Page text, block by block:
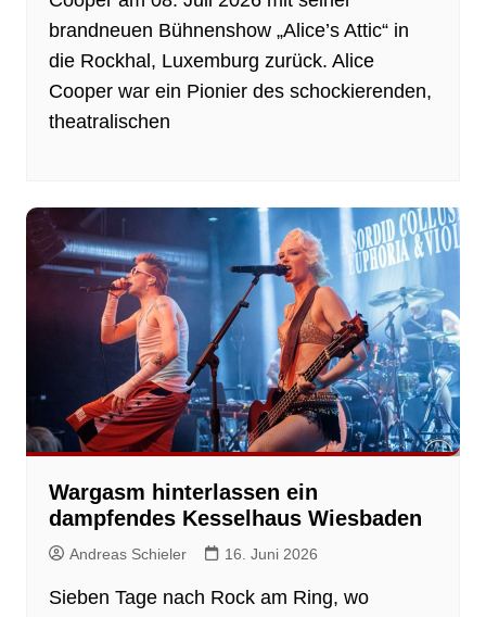
brandneuen Bühnenshow „Alice’s Attic“ in
die Rockhal, Luxemburg zurück. Alice
Cooper war ein Pionier des schockierenden,
theatralischen
Wargasm hinterlassen ein
dampfendes Kesselhaus Wiesbaden
Andreas Schieler 16. Juni 2026
Sieben Tage nach Rock am Ring, wo